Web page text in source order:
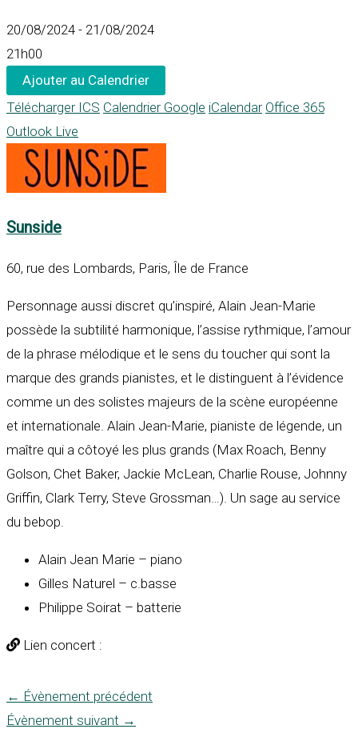
20/08/2024 - 21/08/2024
21h00
Ajouter au Calendrier
Télécharger ICS Calendrier Google iCalendar Office 365
Outlook Live
Sunside
60, rue des Lombards, Paris, Île de France
Personnage aussi discret qu’inspiré, Alain Jean-Marie
possède la subtilité harmonique, l’assise rythmique, l’amour
de la phrase mélodique et le sens du toucher qui sont la
marque des grands pianistes, et le distinguent à l’évidence
comme un des solistes majeurs de la scène européenne
et internationale. Alain Jean-Marie, pianiste de légende, un
maître qui a côtoyé les plus grands (Max Roach, Benny
Golson, Chet Baker, Jackie McLean, Charlie Rouse, Johnny
Griffin, Clark Terry, Steve Grossman…). Un sage au service
du bebop.
Alain Jean Marie – piano
Gilles Naturel – c.basse
Philippe Soirat – batterie
Lien concert :
← Évènement précédent
Évènement suivant →